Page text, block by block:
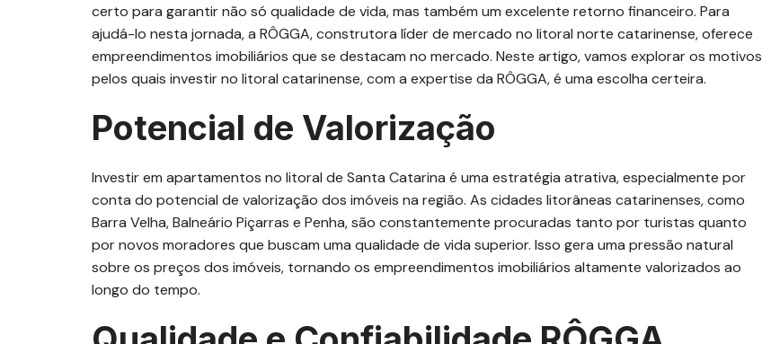
certo para garantir não só qualidade de vida, mas também um excelente retorno financeiro. Para
ajudá-lo nesta jornada, a RÔGGA, construtora líder de mercado no litoral norte catarinense, oferece
empreendimentos imobiliários que se destacam no mercado. Neste artigo, vamos explorar os motivos
pelos quais investir no litoral catarinense, com a expertise da RÔGGA, é uma escolha certeira.
Potencial de Valorização
Investir em apartamentos no litoral de Santa Catarina é uma estratégia atrativa, especialmente por
conta do potencial de valorização dos imóveis na região. As cidades litorâneas catarinenses, como
Barra Velha, Balneário Piçarras e Penha, são constantemente procuradas tanto por turistas quanto
por novos moradores que buscam uma qualidade de vida superior. Isso gera uma pressão natural
sobre os preços dos imóveis, tornando os empreendimentos imobiliários altamente valorizados ao
longo do tempo.